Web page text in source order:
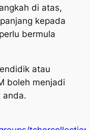
di atas,
kepada
bermula
atau
boleh menjadi
anda.